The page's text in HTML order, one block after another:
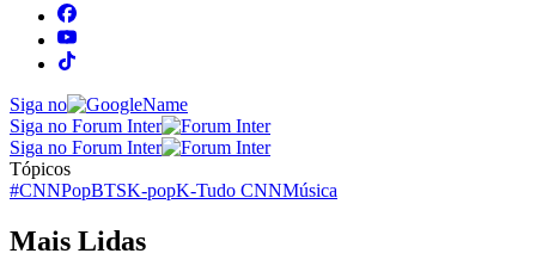
Siga no
Siga no Forum Inter
Siga no Forum Inter
Tópicos
#CNNPopBTSK-popK-Tudo CNNMúsica
Mais Lidas